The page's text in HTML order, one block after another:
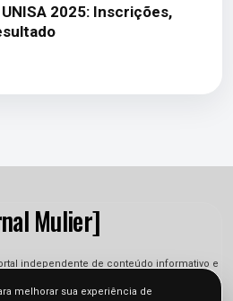
2025: Inscrições,
Mulier]
independente de conteúdo informativo e
podem sofrer alterações.
melhorar sua experiência de